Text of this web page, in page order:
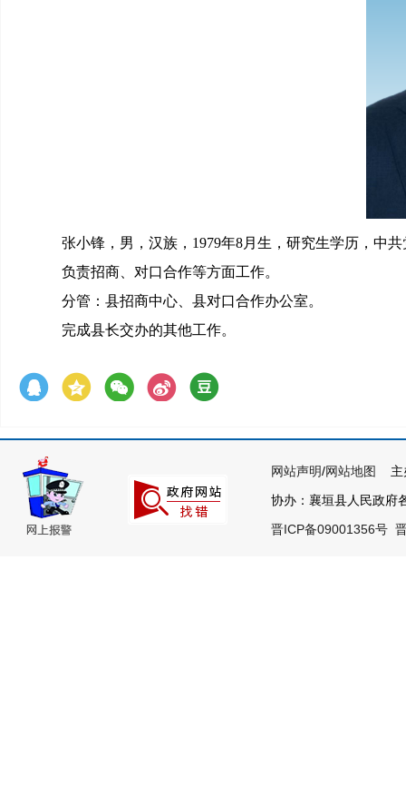
张小锋，男 ，汉族，1979年8月生， 研究生学历 ，中
负责招商、对口合作等方面工作。
分管：县招商中心、县对口合作办公室。
完成县长交办的其他工作。
网站声明/网站地图
主
协办：襄垣县人民政
晋ICP备09001356号